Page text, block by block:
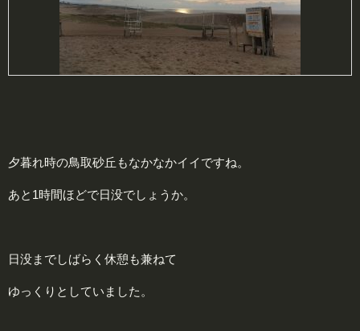
夕暮れ時の鳥取砂丘もなかなかイイですね。
あと1時間ほどで日没でしょうか。
日没までしばらく休憩も兼ねて
ゆっくりとしていました。